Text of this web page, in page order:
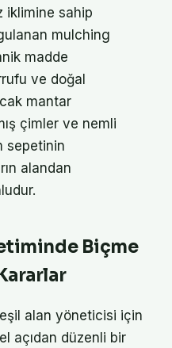
iklimine sahip
mulching
madde
ve doğal
mantar
çimler ve nemli
sepetinin
alandan
Biçme
alan yöneticisi için
açıdan düzenli bir